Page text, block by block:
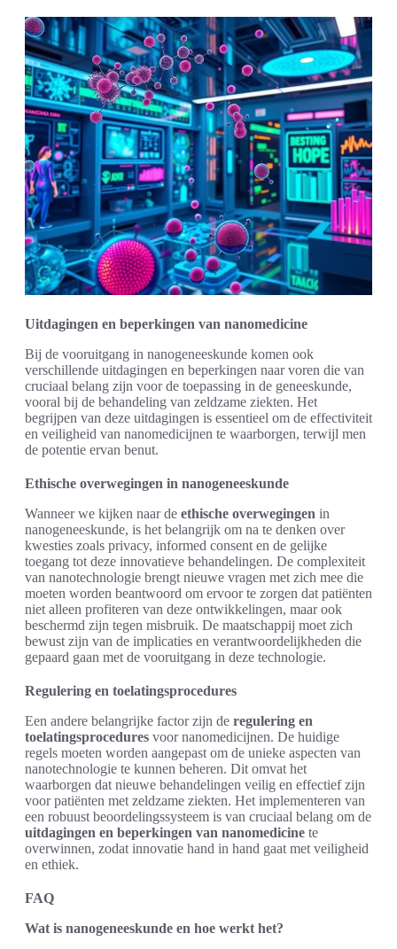
Uitdagingen en beperkingen van nanomedicine
Bij de vooruitgang in nanogeneeskunde komen ook
verschillende uitdagingen en beperkingen naar voren die van
cruciaal belang zijn voor de toepassing in de geneeskunde,
vooral bij de behandeling van zeldzame ziekten. Het
begrijpen van deze uitdagingen is essentieel om de effectiviteit
en veiligheid van nanomedicijnen te waarborgen, terwijl men
de potentie ervan benut.
Ethische overwegingen in nanogeneeskunde
Wanneer we kijken naar de ethische overwegingen in
nanogeneeskunde, is het belangrijk om na te denken over
kwesties zoals privacy, informed consent en de gelijke
toegang tot deze innovatieve behandelingen. De complexiteit
van nanotechnologie brengt nieuwe vragen met zich mee die
moeten worden beantwoord om ervoor te zorgen dat patiënten
niet alleen profiteren van deze ontwikkelingen, maar ook
beschermd zijn tegen misbruik. De maatschappij moet zich
bewust zijn van de implicaties en verantwoordelijkheden die
gepaard gaan met de vooruitgang in deze technologie.
Regulering en toelatingsprocedures
Een andere belangrijke factor zijn de regulering en
toelatingsprocedures voor nanomedicijnen. De huidige
regels moeten worden aangepast om de unieke aspecten van
nanotechnologie te kunnen beheren. Dit omvat het
waarborgen dat nieuwe behandelingen veilig en effectief zijn
voor patiënten met zeldzame ziekten. Het implementeren van
een robuust beoordelingssysteem is van cruciaal belang om de
uitdagingen en beperkingen van nanomedicine te
overwinnen, zodat innovatie hand in hand gaat met veiligheid
en ethiek.
FAQ
Wat is nanogeneeskunde en hoe werkt het?